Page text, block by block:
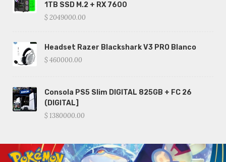
1TB SSD M.2 + RX 7600
$ 2049000.00
Headset Razer Blackshark V3 PRO Blanco
$ 460000.00
Consola PS5 Slim DIGITAL 825GB + FC 26
(DIGITAL]
$ 1380000.00